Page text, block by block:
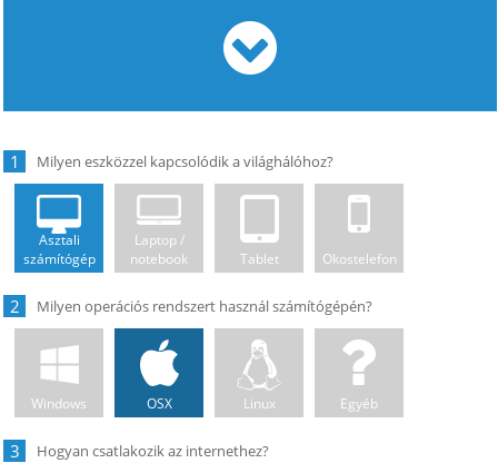
1
Asztali
számítógép
Laptop /
notebook
Tablet Okostelefon
2
Windows OSX Linux Egyéb
3